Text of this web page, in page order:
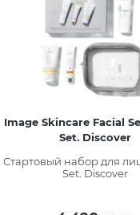
Image Skincare Facial
Set. Discover
Стартовый набор для
Set. Discover